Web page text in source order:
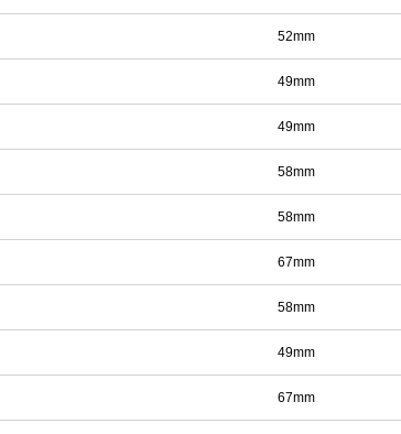
52mm
49mm
49mm
58mm
58mm
67mm
58mm
49mm
67mm